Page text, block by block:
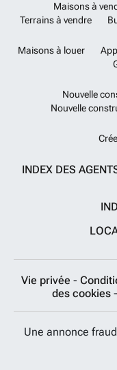
Maisons à
Terrains à vendre
Maisons à louer
Nouvelle
Nouvelle
INDEX DES
Vie privée -
des cookies -
Une annonce